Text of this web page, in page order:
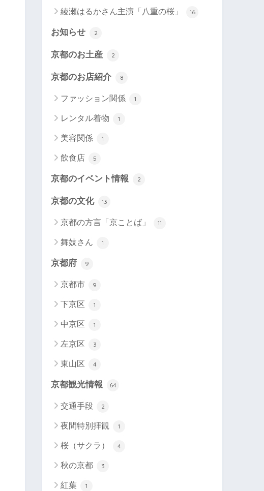
綾瀬はるかさん主演「八重の桜」 16
お知らせ 2
京都のお土産 2
京都のお店紹介 8
ファッション関係 1
レンタル着物 1
美容関係 1
飲食店 5
京都のイベント情報 2
京都の文化 13
京都の方言「京ことば」 11
舞妓さん 1
京都府 9
京都市 9
下京区 1
中京区 1
左京区 3
東山区 4
京都観光情報 64
交通手段 2
夜間特別拝観 1
桜（サクラ） 4
秋の京都 3
紅葉 1